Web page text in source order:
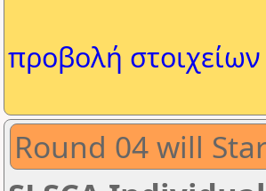
προβολή
Round 04 will